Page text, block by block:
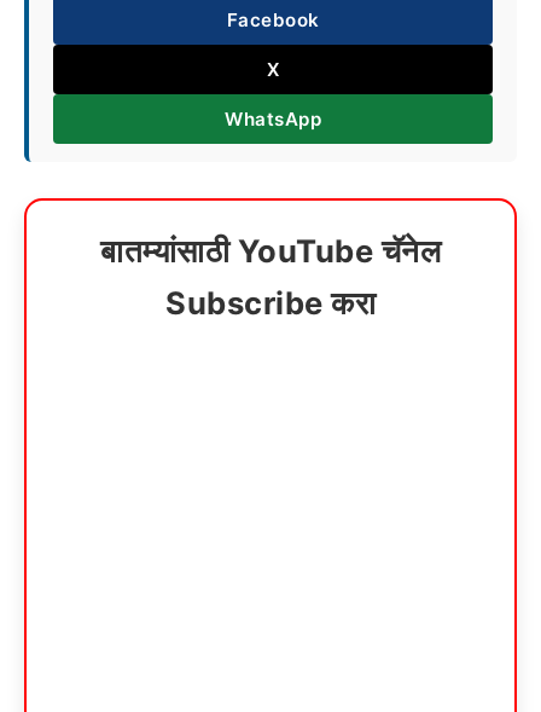
Facebook
X
WhatsApp
बातम्यांसाठी YouTube चॅनेल
Subscribe करा